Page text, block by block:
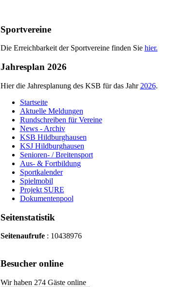
Sportvereine
Die Erreichbarkeit der Sportvereine finden Sie hier.
Jahresplan 2026
Hier die Jahresplanung des KSB für das Jahr 2026.
Startseite
Aktuelle Meldungen
Rundschreiben für Vereine
News - Archiv
KSB Hildburghausen
KSJ Hildburghausen
Senioren- / Breitensport
Aus- & Fortbildung
Sportkalender
Spielmobil
Projekt SURE
Dokumentenpool
Seitenstatistik
Seitenaufrufe: 10438976
Besucher online
Wir haben 274 Gäste online